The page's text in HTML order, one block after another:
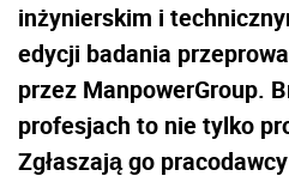
inżynierskim i
edycji badania
przez ManpowerGroup.
profesjach to nie tylko
Zgłaszają go